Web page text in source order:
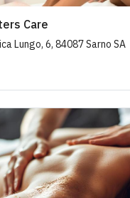
Care
Lungo, 6, 84087 Sarno SA